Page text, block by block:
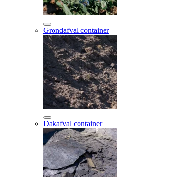
Grondafval container
Dakafval container